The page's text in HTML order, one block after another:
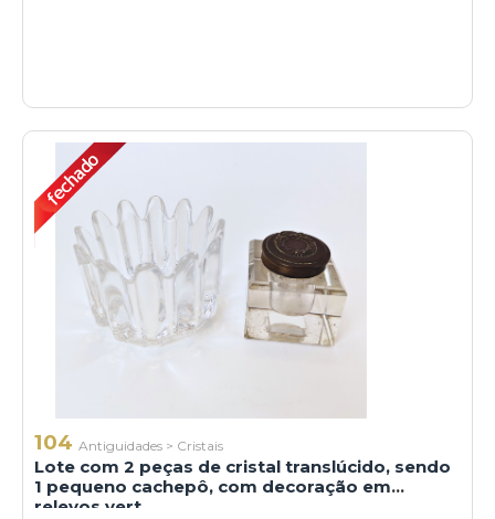
104 Antiguidades > Cristais
Lote com 2 peças de cristal translúcido, sendo
1 pequeno cachepô, com decoração em
relevos vert